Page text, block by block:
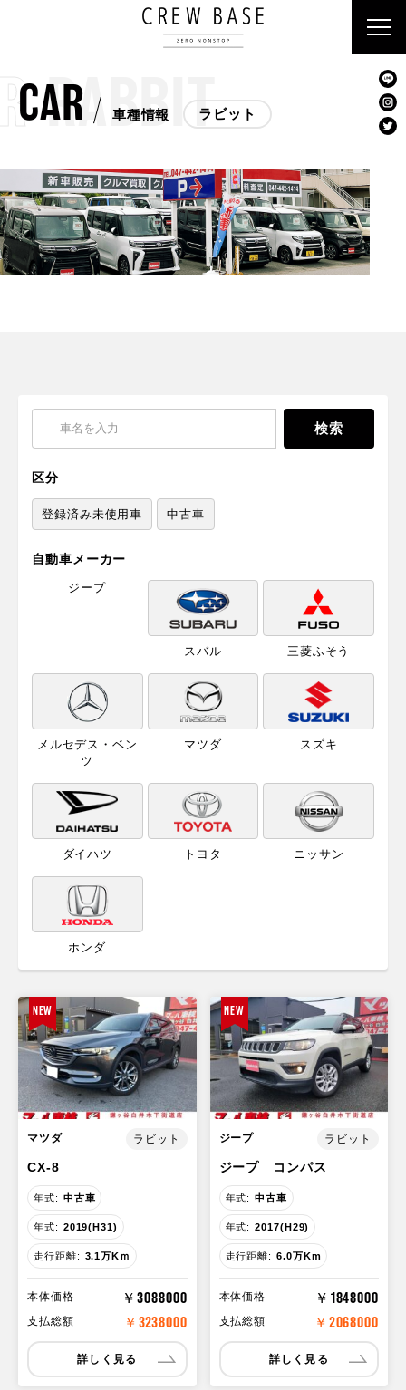
ラビット
RABBIT
CAR 車種情報 ラビット
区分
登録済み未使用車 中古車
自動車メーカー
ジープ
スバル 三菱ふそう
メルセデス・ベン
ツ
マツダ スズキ
ダイハツ トヨタ ニッサン
ホンダ
NEW
マツダ ラビット
CX-8
年式: 中古車
年式: 2019(H31)
走行距離: 3.1万Kｍ
本体価格 ￥3088000
支払総額 ￥3238000
詳しく見る
NEW
ジープ ラビット
ジープ コンパス
年式: 中古車
年式: 2017(H29)
走行距離: 6.0万Km
本体価格 ￥1848000
支払総額 ￥2068000
詳しく見る